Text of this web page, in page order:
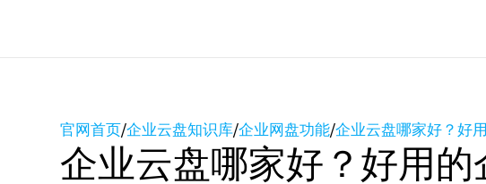
官网首页/企业云盘知识库/企业网盘功能/企业云盘哪家好？好
企业云盘哪家好？好用的